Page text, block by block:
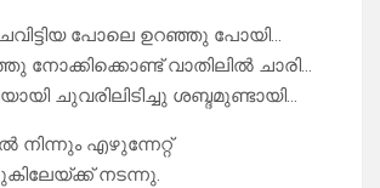
പോലെ ഉറഞ്ഞു പോയി…
നോക്കിക്കൊണ്ട് വാതിലിൽ ചാരി…
ചുവരിലിടിച്ചു ശബ്ദമുണ്ടായി…
എഴുന്നേറ്റ്
നടന്നു.